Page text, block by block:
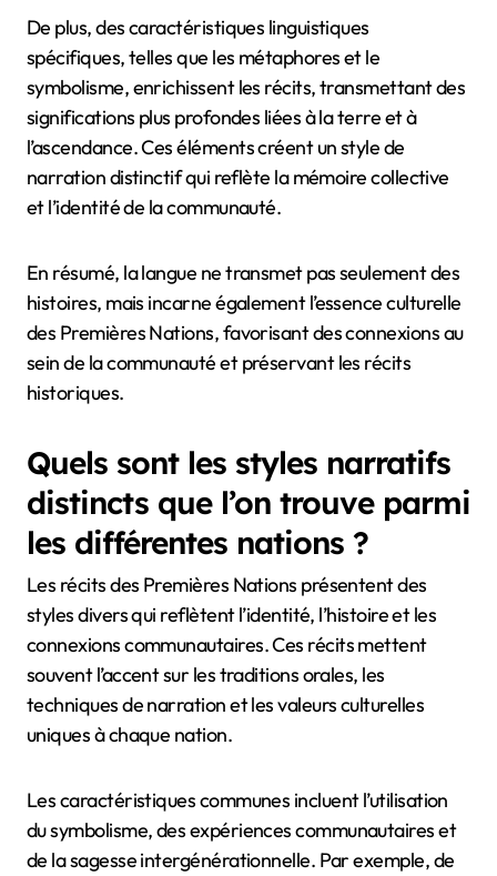
Par exemple, les traditions orales dans les langues
autochtones privilégient souvent la narration
relationnelle, mettant l’accent sur les liens
communautaires plutôt que sur l’individualisme. Cela
contraste avec de nombreux récits occidentaux qui se
concentrent sur la progression linéaire et la réussite
personnelle.
De plus, des caractéristiques linguistiques
spécifiques, telles que les métaphores et le
symbolisme, enrichissent les récits, transmettant des
significations plus profondes liées à la terre et à
l’ascendance. Ces éléments créent un style de
narration distinctif qui reflète la mémoire collective
En résumé, la langue ne transmet pas seulement des
histoires, mais incarne également l’essence culturelle
sein de la communauté et préservant les récits
historiques.
Quels sont les styles narratifs
distincts que l’on trouve parmi
Les récits des Premières Nations présentent des
styles divers qui reflètent l’identité, l’histoire et les